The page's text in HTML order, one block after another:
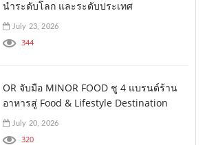
นำระดับโลก และระดับประเทศ
July 23, 2026
344
OR จับมือ MINOR FOOD ชู 4 แบรนด์ร้าน
อาหารสู่ Food & Lifestyle Destination
July 20, 2026
320